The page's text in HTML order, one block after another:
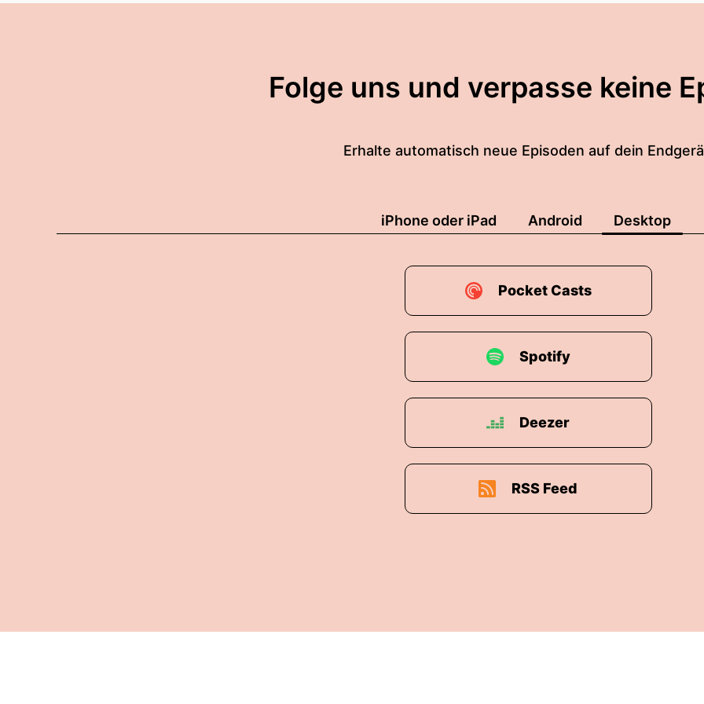
Folge uns und verpasse keine
Erhalte automatisch neue Episoden auf dein
iPhone oder iPad Android Desktop
Pocket Casts
Spotify
Deezer
RSS Feed